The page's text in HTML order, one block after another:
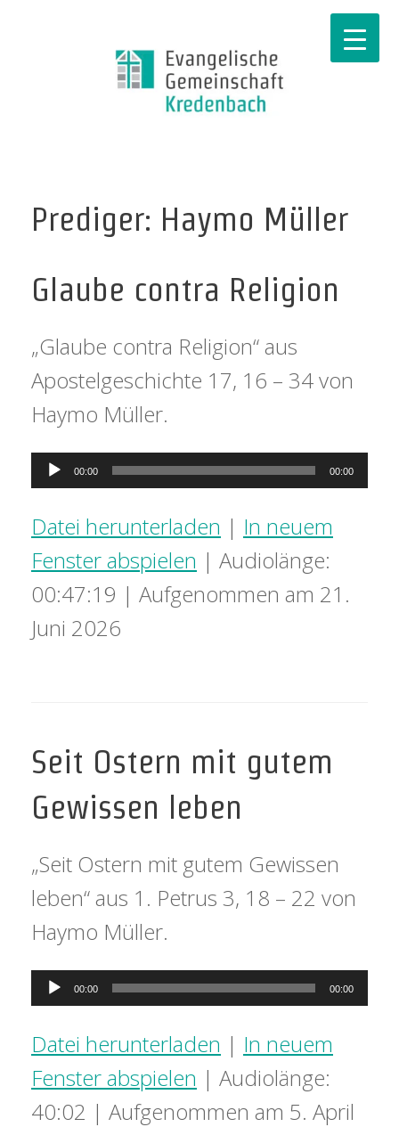
Prediger: Haymo Müller
Glaube contra Religion
„Glaube contra Religion“ aus
Apostelgeschichte 17, 16 – 34 von
Haymo Müller.
Audio-
00:00 00:00
Datei herunterladen | In neuem
Fenster abspielen | Audiolänge:
00:47:19 | Aufgenommen am 21.
Juni 2026
Seit Ostern mit gutem
Gewissen leben
„Seit Ostern mit gutem Gewissen
leben“ aus 1. Petrus 3, 18 – 22 von
Haymo Müller.
Audio-
00:00 00:00
Datei herunterladen | In neuem
Fenster abspielen | Audiolänge:
40:02 | Aufgenommen am 5. April